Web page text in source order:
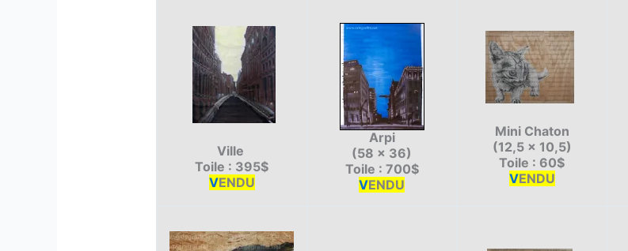
Ville
Toile : 395$
VENDU
Arpi
(58 x 36)
Toile : 700$
VENDU
Mini Chaton
(12,5 x 10,5)
Toile : 60$
VENDU